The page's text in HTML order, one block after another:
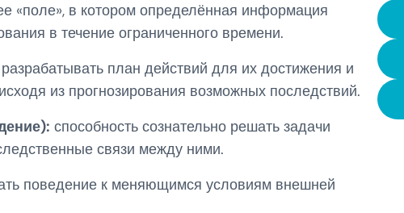
«поле», в котором определённая информация
в течение ограниченного времени.
план действий для их достижения и
из прогнозирования возможных последствий.
способность сознательно решать задачи
связи между ними.
поведение к меняющимся условиям внешней